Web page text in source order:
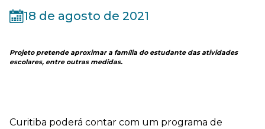
18 de agosto de 2021
Projeto pretende aproximar a família do estudante das atividades
escolares, entre outras medidas.
Curitiba poderá contar com um programa de